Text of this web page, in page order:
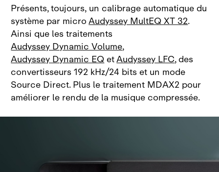
Présents, toujours, un calibrage automatique du
système par microAudyssey MultEQ XT 32.
Ainsi que les traitements
Audyssey Dynamic Volume,
Audyssey Dynamic EQetAudyssey LFC, des
convertisseurs 192 kHz/24 bits et un mode
Source Direct. Plus le traitement MDAX2 pour
améliorer le rendu de la musique compressée.